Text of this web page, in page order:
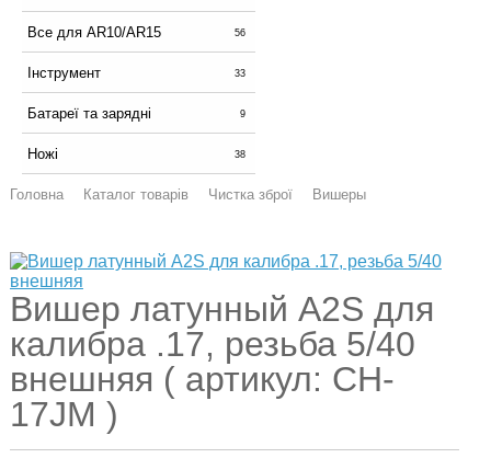
Все для AR10/AR15 56
Інструмент 33
Батареї та зарядні 9
Ножі 38
Головна Каталог товарів Чистка зброї Вишеры
Вишер латунный A2S для
калибра .17, резьба 5/40
внешняя ( артикул: CH-
17JM )